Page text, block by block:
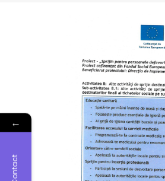
←
Contact